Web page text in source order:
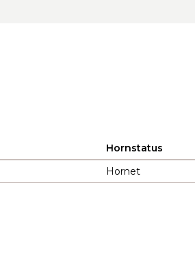
Hornstatus
Hornet